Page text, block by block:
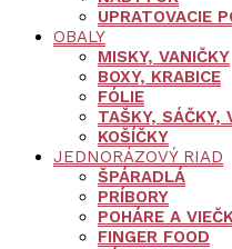
UPRATOVACIE
OBALY
MISKY, VANIČKY
BOXY, KRABICE
FÓLIE
TAŠKY, SÁČKY,
KOŠÍČKY
JEDNORÁZOVÝ RIAD
ŠPÁRADLÁ
PRÍBORY
POHÁRE A
FINGER FOOD